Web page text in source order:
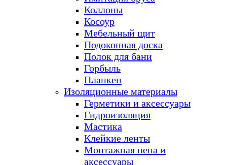
Коллоны
Косоур
Мебельный щит
Подоконная доска
Полок для бани
Горбыль
Планкен
Изоляционные материалы
Герметики и аксессуары
Гидроизоляция
Мастика
Клейкие ленты
Монтажная пена и
аксессуары